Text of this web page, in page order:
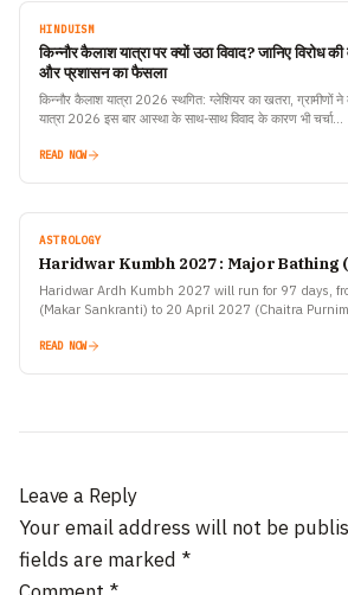
HINDUISM
किन्नौर कैलाश यात्रा पर क्यों उठा विवाद? जानिए विरोध
और प्रशासन का फैसला
किन्नौर कैलाश यात्रा 2026 स्थगित: ग्लेशियर का खतरा, ग्रामीणों ने
यात्रा 2026 इस बार आस्था के साथ-साथ विवाद के कारण भी चर्चा…
READ NOW
ASTROLOGY
Haridwar Kumbh 2027 : Major Bathing
Haridwar Ardh Kumbh 2027 will run for 97 days,
(Makar Sankranti) to 20 April 2027 (Chaitra
READ NOW
Leave a Reply
Your email address will not be
fields are marked *